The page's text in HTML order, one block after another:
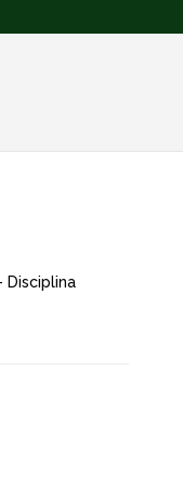
Disciplina